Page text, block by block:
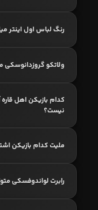
رنگ لباس اول اینتر
ولاتکو
کدام بازیکن اهل
نیست؟
ملیت کدام بازیکن
رابرت لواندوفسکی